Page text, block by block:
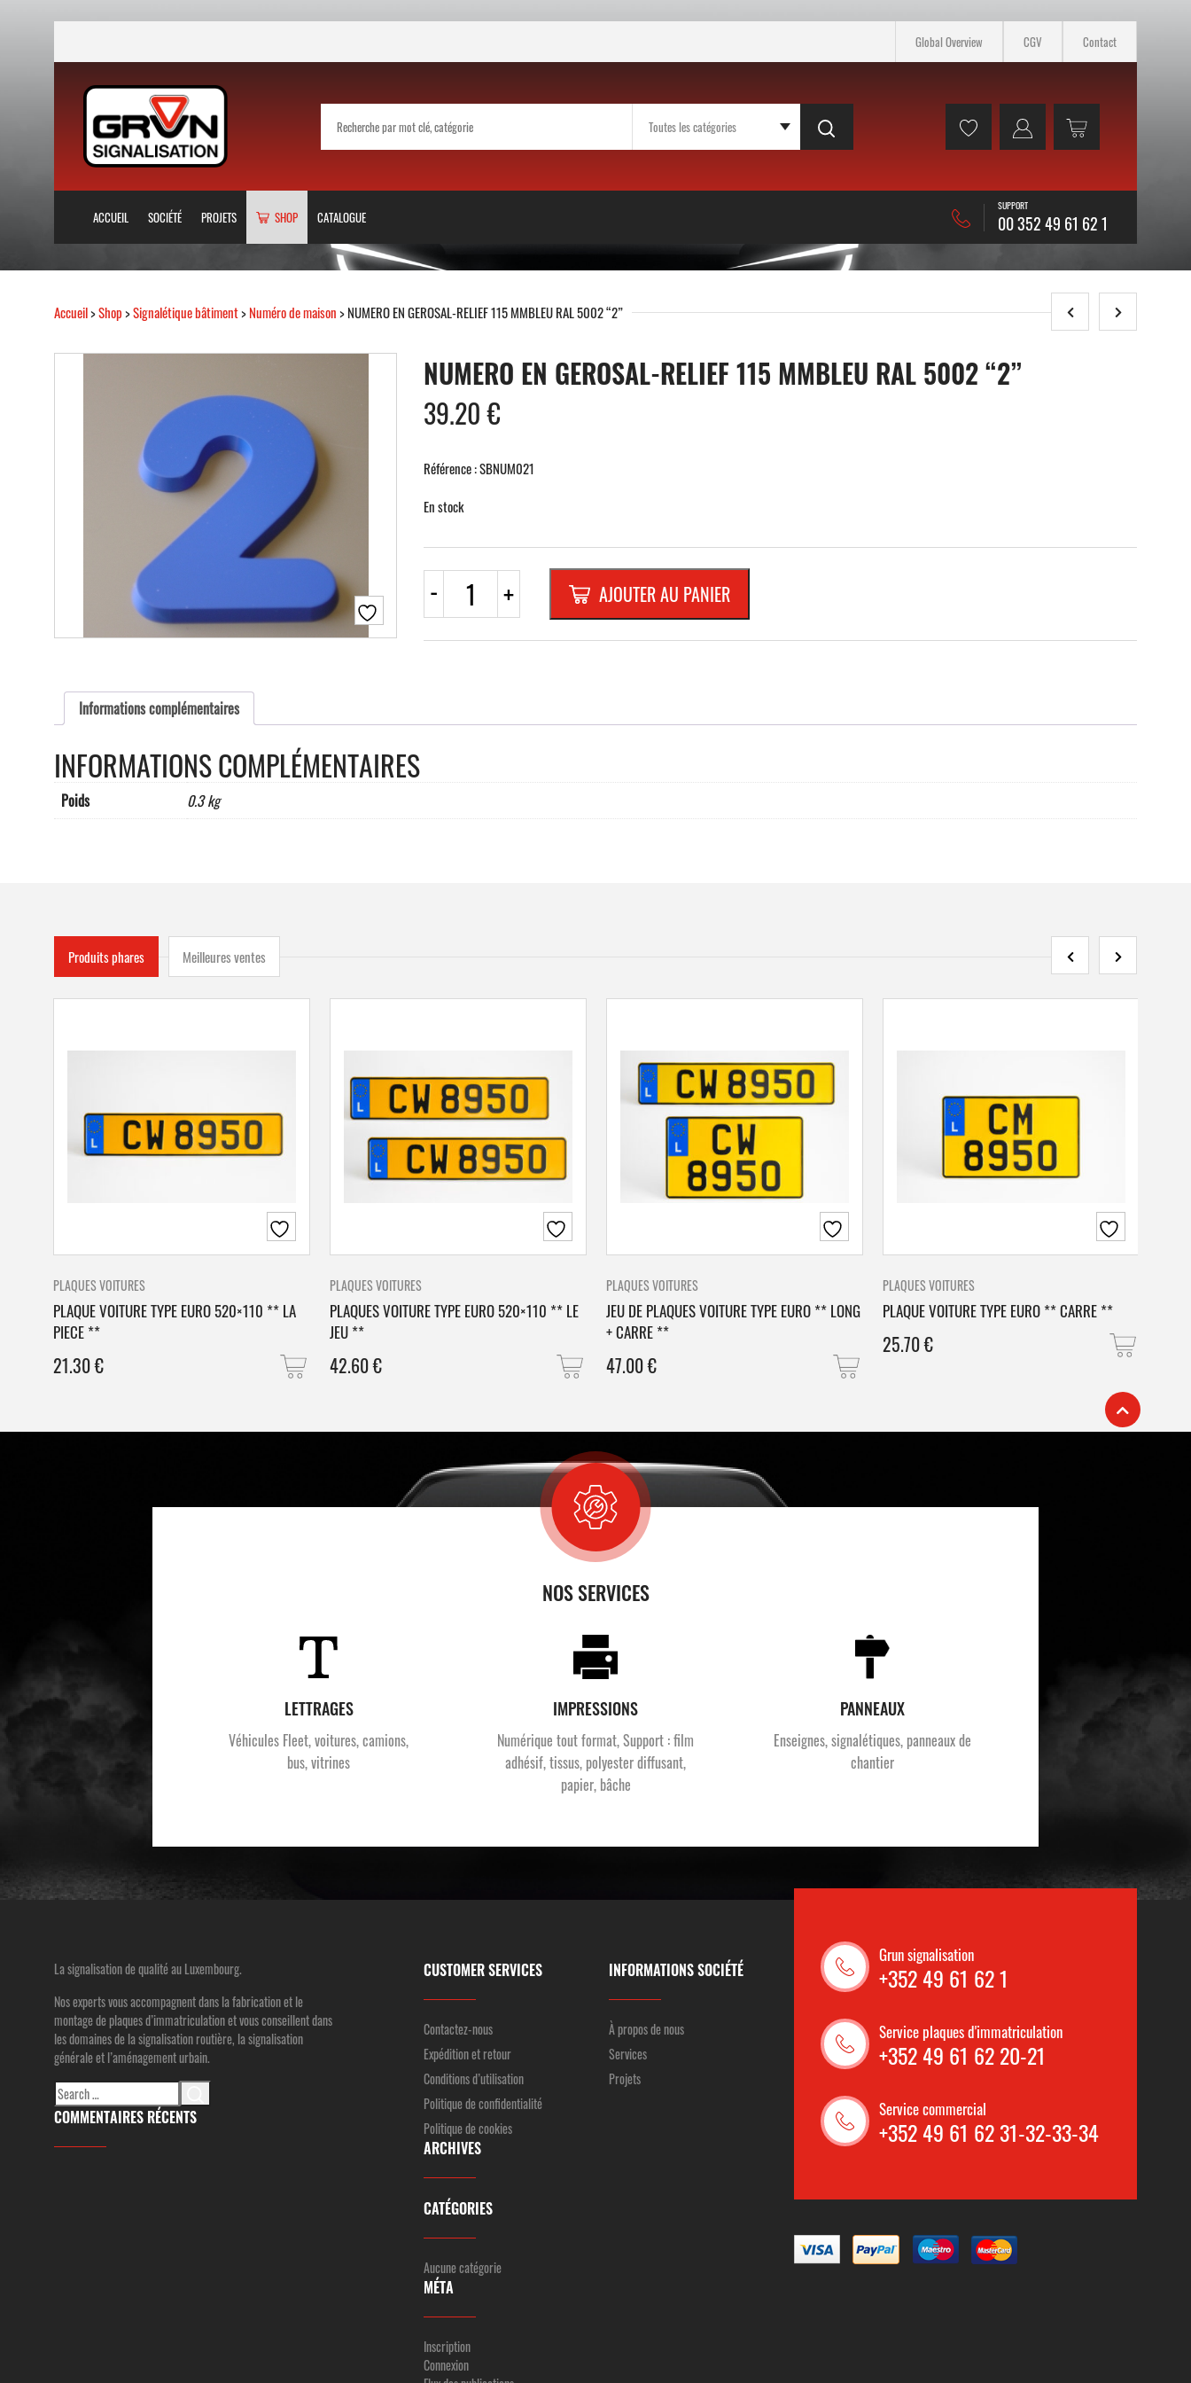
Global Overview CGV Contact
ACCUEIL SOCIÉTÉ PROJETS SHOP CATALOGUE
SUPPORT
00 352 49 61 62 1
Accueil>Shop>Signalétique bâtiment>Numéro de maison> NUMERO EN GEROSAL-RELIEF 115 MMBLEU RAL 5002 “2”
NUMERO EN GEROSAL-RELIEF 115 MMBLEU RAL 5002 “2”
39.20€
Référence : SBNUM021
En stock
- quantité
NUMERO
RAL
+ AJOUTER AU PANIER
Informations complémentaires
INFORMATIONS COMPLÉMENTAIRES
Poids 0.3 kg
Produits phares Meilleures ventes
PLAQUES VOITURES
PLAQUE VOITURE TYPE EURO 520×110 ** LA
PIECE **
21.30€
PLAQUES VOITURES
PLAQUES VOITURE TYPE EURO 520×110 ** LE
JEU **
42.60€
PLAQUES VOITURES
JEU DE PLAQUES VOITURE TYPE EURO ** LONG
+ CARRE **
47.00€
PLAQUES VOITURES
PLAQUE VOITURE TYPE EURO ** CARRE **
25.70€
NOS SERVICES
LETTRAGES
Véhicules Fleet, voitures, camions,
bus, vitrines
IMPRESSIONS
Numérique tout format, Support : film
adhésif, tissus, polyester diffusant,
papier, bâche
PANNEAUX
Enseignes, signalétiques, panneaux de
chantier
La signalisation de qualité au Luxembourg.
Nos experts vous accompagnent dans la fabrication et le
montage de plaques d’immatriculation et vous conseillent dans
les domaines de la signalisation routière, la signalisation
générale et l’aménagement urbain.
Search
for:
COMMENTAIRES RÉCENTS
CUSTOMER SERVICES
Contactez-nous
Expédition et retour
Conditions d’utilisation
Politique de confidentialité
Politique de cookies
ARCHIVES
CATÉGORIES
Aucune catégorie
MÉTA
Inscription
Connexion
INFORMATIONS SOCIÉTÉ
À propos de nous
Services
Projets
Grun signalisation
+352 49 61 62 1
Service plaques d'immatriculation
+352 49 61 62 20-21
Service commercial
+352 49 61 62 31-32-33-34